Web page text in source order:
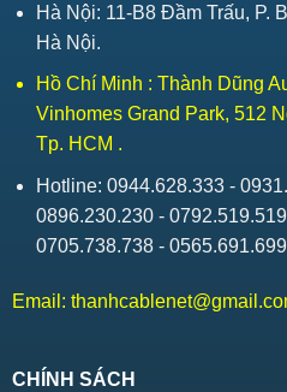
Hà Nội: 11-B8 Đầm Trấu, P.
Hà Nội.
Hồ Chí Minh : Thành Dũng
Vinhomes Grand Park, 512
Tp. HCM .
Hotline: 0944.628.333 -
0896.230.230 -
0705.738.738 - 0565.691.699
Email:
CHÍNH SÁCH